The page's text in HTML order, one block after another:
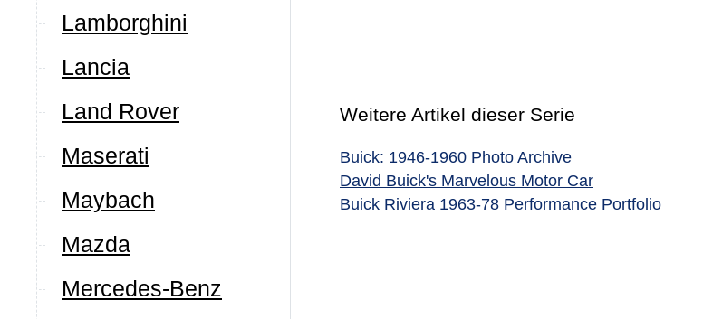
Lamborghini
Lancia
Land Rover
Maserati
Maybach
Mazda
Mercedes-Benz
Weitere Artikel dieser Serie
Buick: 1946-1960 Photo Archive
David Buick's Marvelous Motor Car
Buick Riviera 1963-78 Performance Portfolio